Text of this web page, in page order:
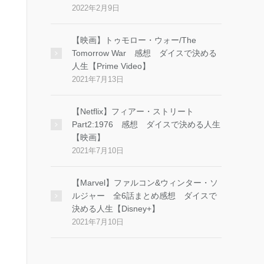
2022年2月9日
【映画】トゥモロー・ウォー/The
Tomorrow War 感想 ダイスで決める
人生【Prime Video】
2021年7月13日
【Netflix】フィアー・ストリート
Part2:1976 感想 ダイスで決める人生
【映画】
2021年7月10日
【Marvel】ファルコン&ウィンター・ソ
ルジャー 全6話まとめ感想 ダイスで
決める人生【Disney+】
2021年7月10日